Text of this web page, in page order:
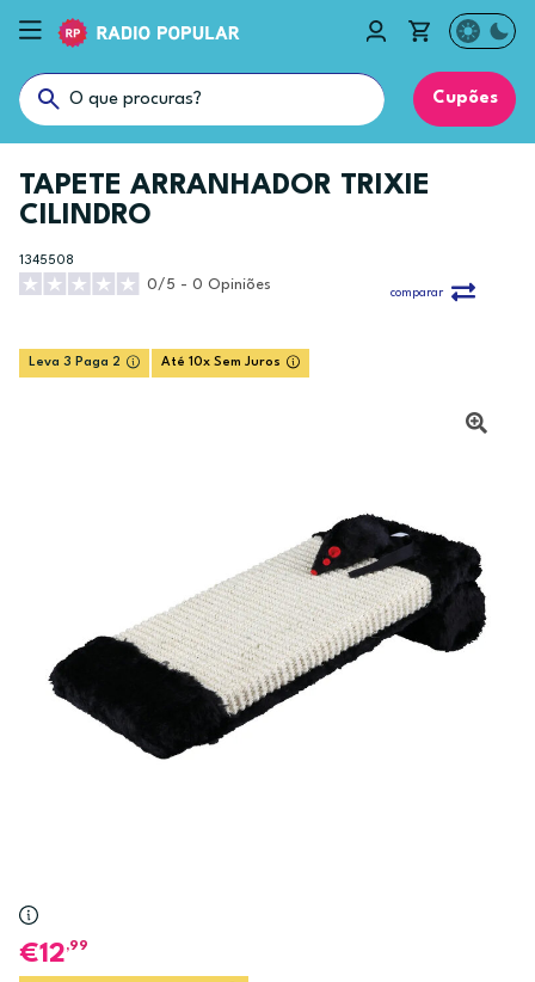
Cupões
TAPETE ARRANHADOR TRIXIE
CILINDRO
1345508
0/5 - 0 Opiniões
comparar
Leva 3 Paga 2 Até 10x Sem Juros
12,99